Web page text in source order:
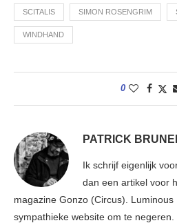
SCITALIS SIMON ROSENGRIM
WINDHAND
0
PATRICK
Ik schrijf eigenlijk
dan een artikel voor
magazine Gonzo (Circus).
sympathieke website om te